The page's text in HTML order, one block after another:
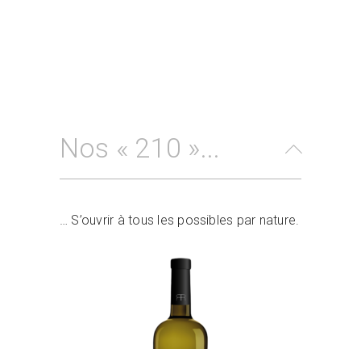
Nos « 210 »...
… S’ouvrir à tous les possibles par nature.